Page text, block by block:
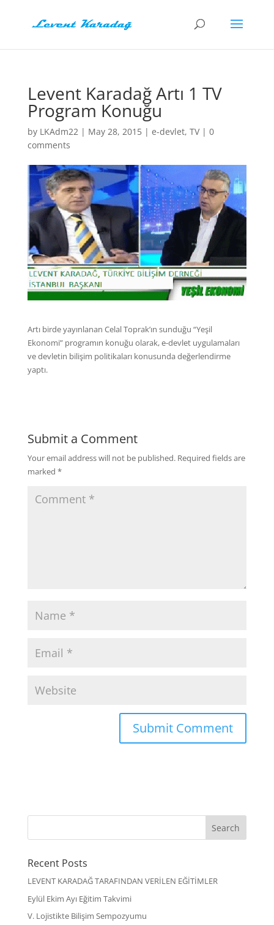
Levent Karadağ Artı 1 TV
Program Konuğu
by LKAdm22| May 28, 2015| e-devlet, TV| 0
comments
Artı birde yayınlanan Celal Toprak’ın sunduğu “Yeşil
Ekonomi” programın konuğu olarak, e-devlet uygulamaları
ve devletin bilişim politikaları konusunda değerlendirme
yaptı.
Submit a Comment
Your email address will not be published. Required fields are
marked *
Recent Posts
LEVENT KARADAĞ TARAFINDAN VERİLEN EĞİTİMLER
Eylül Ekim Ayı Eğitim Takvimi
V. Lojistikte Bilişim Sempozyumu